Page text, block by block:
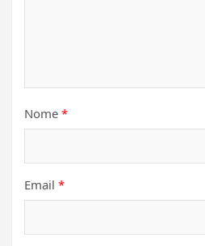
Nome *
Email *